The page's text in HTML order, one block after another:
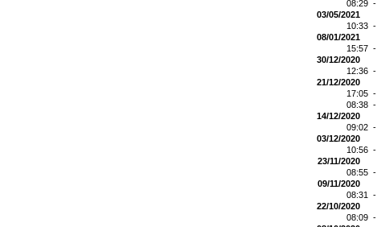
08:29 -
03/05/2021
10:33 -
08/01/2021
15:57 -
30/12/2020
12:36 -
21/12/2020
17:05 -
08:38 -
14/12/2020
09:02 -
03/12/2020
10:56 -
23/11/2020
08:55 -
09/11/2020
08:31 -
22/10/2020
08:09 -